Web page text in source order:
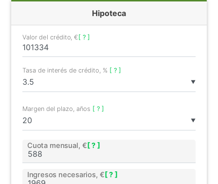
Hipoteca
Valor del crédito, €[ ? ]
▼
Tasa de interés de crédito, % [ ? ]
▼
Margen del plazo, años [ ? ]
Cuota mensual, € [ ? ]
Ingresos necesarios, € [ ? ]